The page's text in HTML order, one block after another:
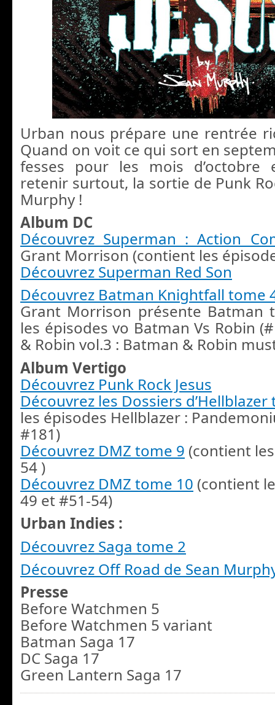
Urban nous prépare une rentrée
Quand on voit ce qui sort en
fesses pour les mois d’octobre
retenir surtout, la sortie de Punk
Murphy !
Album DC
Découvrez Superman : Action
Grant Morrison (contient les
Découvrez Superman Red Son
Découvrez Batman Knightfall tome
Grant Morrison présente Batman
les épisodes vo Batman Vs Robin
& Robin vol.3 : Batman & Robin
Album Vertigo
Découvrez Punk Rock Jesus
Découvrez les Dossiers d’Hellblazer
les épisodes Hellblazer :
#181)
Découvrez DMZ tome 9 (contient
54 )
Découvrez DMZ tome 10 (contient
49 et #51-54)
Urban Indies :
Découvrez Saga tome 2
Découvrez Off Road de Sean
Presse
Before Watchmen 5
Before Watchmen 5 variant
Batman Saga 17
DC Saga 17
Green Lantern Saga 17